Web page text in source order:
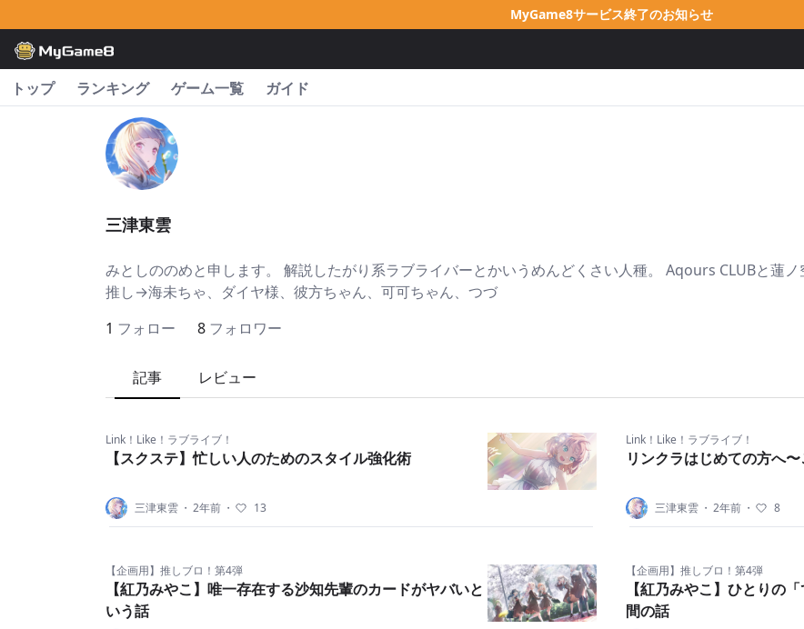
MyGame8サービス終了のお知らせ
トップ ランキング ゲーム一覧 ガイド
三津東雲
みとしののめと申します。 解説したがり系ラブライバーとかいうめんどくさい人種。 Aqours CLUBと蓮ノ
推し→海未ちゃ、ダイヤ様、彼方ちゃん、可可ちゃん、つづ
1 フォロー 8 フォロワー
記事 レビュー
Link！Like！ラブライブ！
【スクステ】忙しい人のためのスタイル強化術
三津東雲 ・ 2年前 ・ 13
Link！Like！ラブライブ！
リンクラはじめての方へ
三津東雲 ・ 2年前 ・ 8
【企画用】推しブロ！第4弾
【紅乃みやこ】唯一存在する沙知先輩のカードがヤバいと
いう話
【企画用】推しブロ！第4弾
【紅乃みやこ】ひとりの
間の話